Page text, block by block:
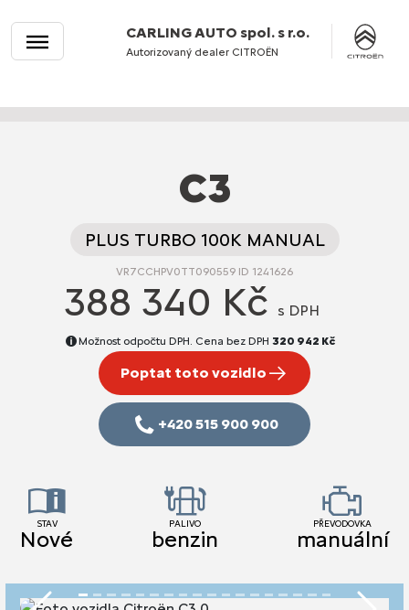
CARLING AUTO spol. s r.o.
Autorizovaný dealer CITROËN
C3
PLUS TURBO 100K MANUAL
VR7CCHPV0TT090559 ID 1241626
388 340 Kč s DPH
Možnost odpočtu DPH. Cena bez DPH 320 942 Kč
Poptat toto vozidlo
+420 515 900 900
STAV
Nové
PALIVO
benzin
PŘEVODOVKA
manuální